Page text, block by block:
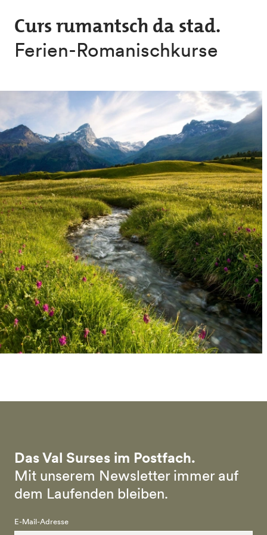
Curs rumantsch da stad.
Ferien-Romanischkurse
Das Val Surses im Postfach.
Mit unserem Newsletter immer auf
dem Laufenden bleiben.
E-Mail-Adresse